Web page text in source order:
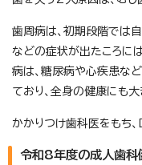
歯周病は、初期段階では
などの症状が出たころに
病は、糖尿病や心疾患な
ており、全身の健康にも
かかりつけ歯科医をもち
令和8年度の成人歯科